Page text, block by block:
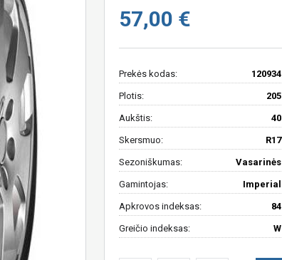
57,00 €
Prekės kodas: 120934
Plotis: 205
Aukštis: 40
Skersmuo: R17
Sezoniškumas: Vasarinės
Gamintojas: Imperial
Apkrovos indeksas: 84
Greičio indeksas: W